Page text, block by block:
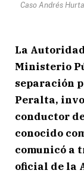
Caso Andrés
La
Ministerio
separación
Peralta,
conductor
conocido
comunicó a
oficial de la